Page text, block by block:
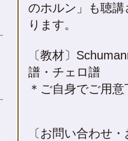
のホルン」も聴
ります。
〔教材〕
譜・チェロ譜
＊ご自身でご用
〔お問い合わせ